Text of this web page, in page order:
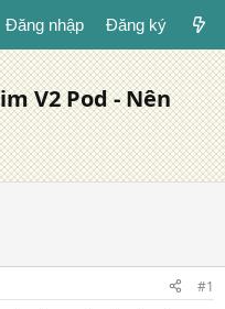
Đăng nhập Đăng ký
V2 Pod - Nên
#1